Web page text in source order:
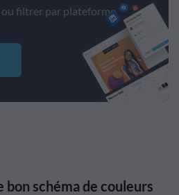
filtrer par plateforme
bon schéma de couleurs